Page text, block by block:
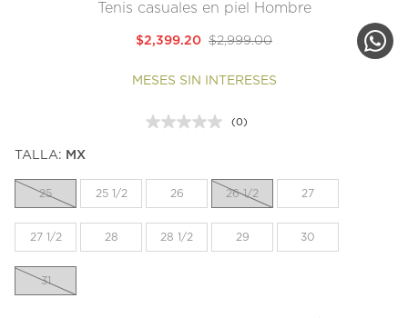
Tenis casuales en piel Hombre
$2,999.00
$2,399.20
MESES SIN INTERESES
Sin
la
misma
(0)
TALLA: MX
25 25 1/2 26 26 1/2 27
27 1/2 28 28 1/2 29 30
31